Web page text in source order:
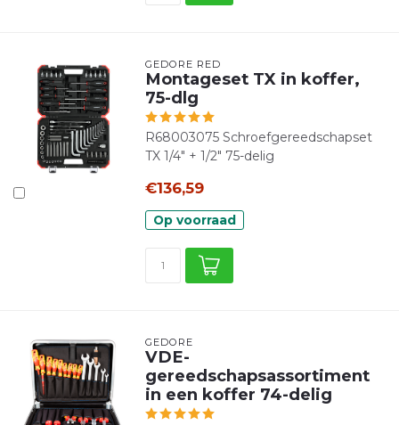
GEDORE RED
Montageset TX in koffer,
75-dlg
R68003075 Schroefgereedschapset
TX 1/4" + 1/2" 75-delig
€136,59
Op voorraad
GEDORE
VDE-
gereedschapsassortiment
in een koffer 74-delig